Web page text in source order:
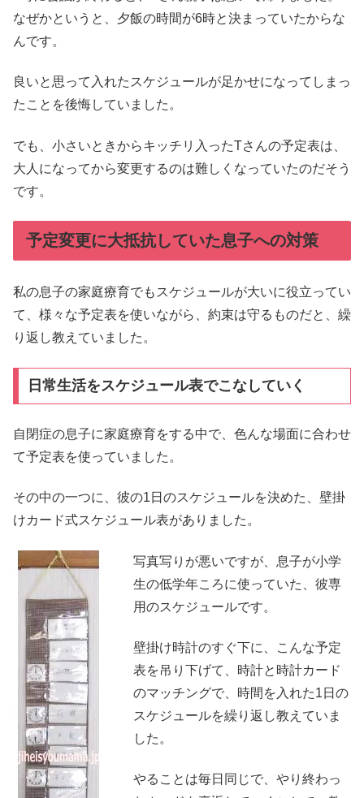
なぜかというと、夕飯の時間が6時と決まっていたからな
んです。
良いと思って入れたスケジュールが足かせになってしまっ
たことを後悔していました。
でも、小さいときからキッチリ入ったTさんの予定表は、
大人になってから変更するのは難しくなっていたのだそう
です。
予定変更に大抵抗していた息子への対策
私の息子の家庭療育でもスケジュールが大いに役立ってい
て、様々な予定表を使いながら、約束は守るものだと、繰
り返し教えていました。
日常生活をスケジュール表でこなしていく
自閉症の息子に家庭療育をする中で、色んな場面に合わせ
て予定表を使っていました。
その中の一つに、彼の1日のスケジュールを決めた、壁掛
けカード式スケジュール表がありました。
写真写りが悪いですが、息子が小学
生の低学年ころに使っていた、彼専
用のスケジュールです。
壁掛け時計のすぐ下に、こんな予定
表を吊り下げて、時計と時計カード
のマッチングで、時間を入れた1日の
スケジュールを繰り返し教えていま
した。
やることは毎日同じで、やり終わっ